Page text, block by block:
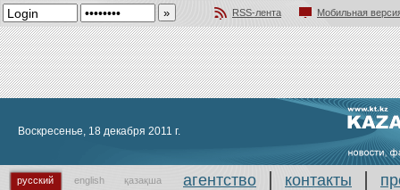
RSS-лента
Мобильная
Воскресенье, 18 декабря 2011 г.
русский english қазақша агентство контакты